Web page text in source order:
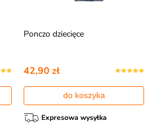
Ponczo dziecięce
42,90 zł
do koszyka
Expresowa wysyłka